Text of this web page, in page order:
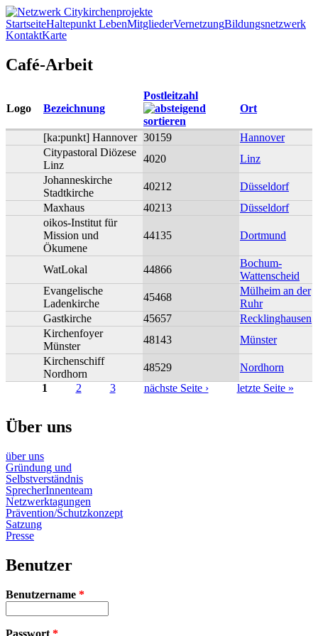
Direkt zum Inhalt
Netzwerk
Citykirchenprojekte
StartseiteHaltepunkt LebenMitgliederVernetzungBildungsnetzwerk
KontaktKarte
Café-Arbeit
Logo Bezeichnung
Postleitzahl
Ort
[ka:punkt] Hannover 30159
Hannover
Citypastoral Diözese
Linz
4020
Linz
Johanneskirche
Stadtkirche
40212
Düsseldorf
Maxhaus
40213
Düsseldorf
oikos-Institut für
Mission und
Ökumene
44135 Dortmund
WatLokal 44866
Bochum-
Wattenscheid
Evangelische
Ladenkirche
45468
Mülheim an der
Ruhr
Gastkirche
45657
Recklinghausen
Kirchenfoyer
Münster
48143
Münster
Kirchenschiff
Nordhorn
48529 Nordhorn
1 2 3 nächste Seite › letzte Seite »
Über uns
über uns
Gründung und
Selbstverständnis
SprecherInnenteam
Netzwerktagungen
Prävention/Schutzkonzept
Satzung
Presse
Benutzer
Benutzername *